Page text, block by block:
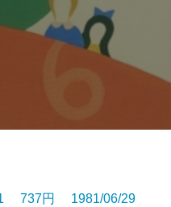
1 737円 1981/06/29